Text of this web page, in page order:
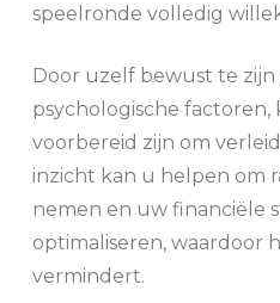
speelronde volledig
Door uzelf bewust te zijn
psychologische
voorbereid zijn om
inzicht kan u helpen om
nemen en uw financiële
optimaliseren, waardoor
vermindert.